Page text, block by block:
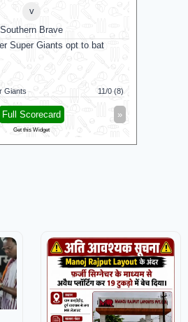
v
Southern Brave
Super Giants opt to bat
Giants 11/0 (8)
»
Full Scorecard
Get this Widget